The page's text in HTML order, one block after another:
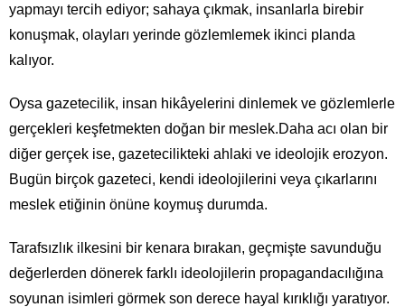
yapmayı tercih ediyor; sahaya çıkmak, insanlarla birebir
konuşmak, olayları yerinde gözlemlemek ikinci planda
kalıyor.
Oysa gazetecilik, insan hikâyelerini dinlemek ve gözlemlerle
gerçekleri keşfetmekten doğan bir meslek.Daha acı olan bir
diğer gerçek ise, gazetecilikteki ahlaki ve ideolojik erozyon.
Bugün birçok gazeteci, kendi ideolojilerini veya çıkarlarını
meslek etiğinin önüne koymuş durumda.
Tarafsızlık ilkesini bir kenara bırakan, geçmişte savunduğu
değerlerden dönerek farklı ideolojilerin propagandacılığına
soyunan isimleri görmek son derece hayal kırıklığı yaratıyor.